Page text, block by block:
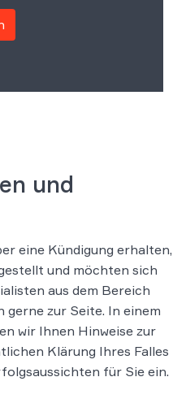
und
eine Kündigung erhalten,
und möchten sich
aus dem Bereich
zur Seite. In einem
wir Ihnen Hinweise zur
Klärung Ihres Falles
für Sie ein.